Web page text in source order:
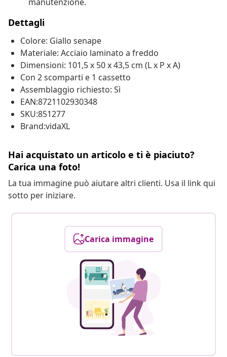
Dettagli
Colore: Giallo senape
Materiale: Acciaio laminato a freddo
Dimensioni: 101,5 x 50 x 43,5 cm (L x P x A)
Con 2 scomparti e 1 cassetto
Assemblaggio richiesto: Sì
EAN:8721102930348
SKU:851277
Brand:vidaXL
Hai acquistato un articolo e ti è piaciuto?
Carica una foto!
La tua immagine può aiutare altri clienti. Usa il link qui
sotto per iniziare.
Carica immagine